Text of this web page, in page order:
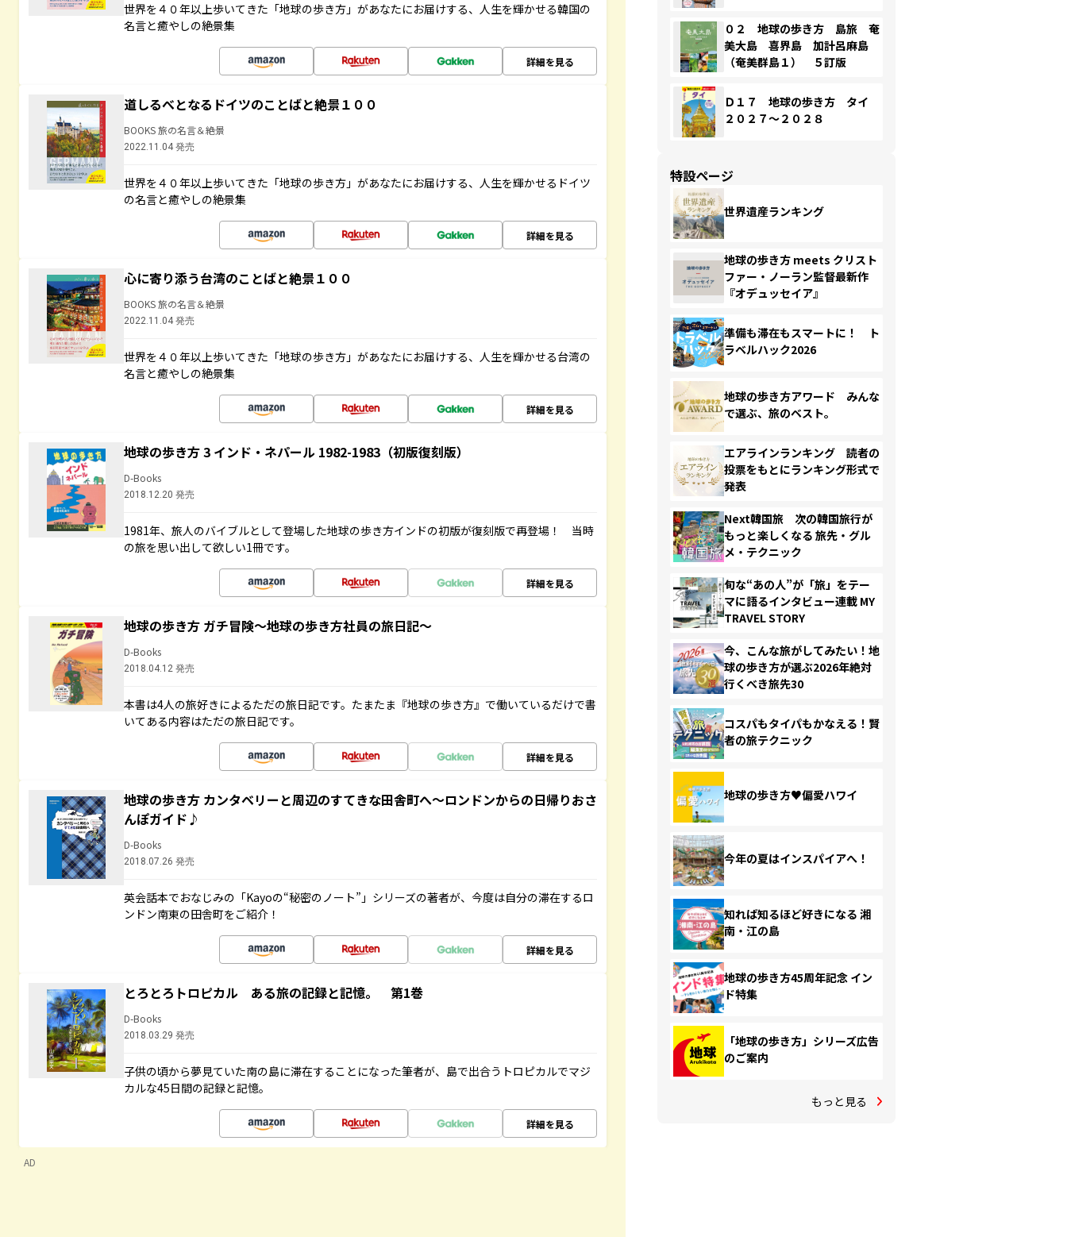
世界を４０年以上歩いてきた「地球の歩き方」があなたにお届けする、人生を輝かせる韓国の
名言と癒やしの絶景集
詳細を見る
道しるべとなるドイツのことばと絶景１００
BOOKS 旅の名言＆絶景
2022.11.04 発売
世界を４０年以上歩いてきた「地球の歩き方」があなたにお届けする、人生を輝かせるドイツ
の名言と癒やしの絶景集
詳細を見る
心に寄り添う台湾のことばと絶景１００
BOOKS 旅の名言＆絶景
2022.11.04 発売
世界を４０年以上歩いてきた「地球の歩き方」があなたにお届けする、人生を輝かせる台湾の
名言と癒やしの絶景集
詳細を見る
地球の歩き方 3 インド・ネパール 1982-1983（初版復刻版）
D-Books
2018.12.20 発売
1981年、旅人のバイブルとして登場した地球の歩き方インドの初版が復刻版で再登場！ 当時
の旅を思い出して欲しい1冊です。
詳細を見る
地球の歩き方 ガチ冒険～地球の歩き方社員の旅日記～
D-Books
2018.04.12 発売
本書は4人の旅好きによるただの旅日記です。たまたま『地球の歩き方』で働いているだけで書
いてある内容はただの旅日記です。
詳細を見る
地球の歩き方 カンタベリーと周辺のすてきな田舎町へ～ロンドンからの日帰りおさ
んぽガイド♪
D-Books
2018.07.26 発売
英会話本でおなじみの「Kayoの“秘密のノート”」シリーズの著者が、今度は自分の滞在するロ
ンドン南東の田舎町をご紹介！
詳細を見る
とろとろトロピカル ある旅の記録と記憶。 第1巻
D-Books
2018.03.29 発売
子供の頃から夢見ていた南の島に滞在することになった筆者が、島で出合うトロピカルでマジ
カルな45日間の記録と記憶。
詳細を見る
AD
０２ 地球の歩き方 島旅 奄
美大島 喜界島 加計呂麻島
（奄美群島１） ５訂版
Ｄ１７ 地球の歩き方 タイ
２０２７～２０２８
特設ページ
世界遺産ランキング
地球の歩き方 meets クリスト
ファー・ノーラン監督最新作
『オデュッセイア』
準備も滞在もスマートに！ ト
ラベルハック2026
地球の歩き方アワード みんな
で選ぶ、旅のベスト。
エアラインランキング 読者の
投票をもとにランキング形式で
発表
Next韓国旅 次の韓国旅行が
もっと楽しくなる 旅先・グル
メ・テクニック
旬な“あの人”が「旅」をテー
マに語るインタビュー連載 MY
TRAVEL STORY
今、こんな旅がしてみたい！地
球の歩き方が選ぶ2026年絶対
行くべき旅先30
コスパもタイパもかなえる！賢
者の旅テクニック
地球の歩き方♥偏愛ハワイ
今年の夏はインスパイアへ！
知れば知るほど好きになる 湘
南・江の島
地球の歩き方45周年記念 イン
ド特集
「地球の歩き方」シリーズ広告
のご案内
もっと見る